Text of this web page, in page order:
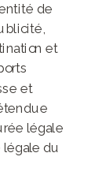
de
et
et
légale
légale du